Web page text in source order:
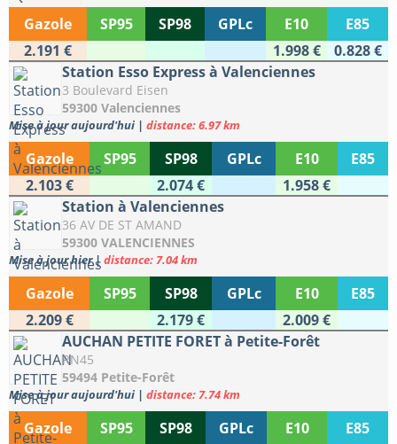
Gazole SP95 SP98 GPLc E10
E85
2.191 €
1.998 €
0.828 €
Station Esso Express à Valenciennes
3 Boulevard Eisen
59300 Valenciennes
Mise à jour aujourd'hui | distance: 6.97 km
Gazole SP95 SP98 GPLc E10
E85
2.103 €
2.074 €
1.958 €
Station à Valenciennes
36 AV DE ST AMAND
59300 VALENCIENNES
Mise à jour hier|distance: 7.04 km
Gazole SP95 SP98 GPLc E10
E85
2.209 €
2.179 €
2.009 €
AUCHAN PETITE FORET à Petite-Forêt
RN45
59494 Petite-Forêt
Mise à jour aujourd'hui | distance: 7.74 km
Gazole SP95 SP98 GPLc E10
E85